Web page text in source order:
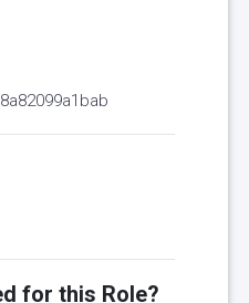
for this Role?